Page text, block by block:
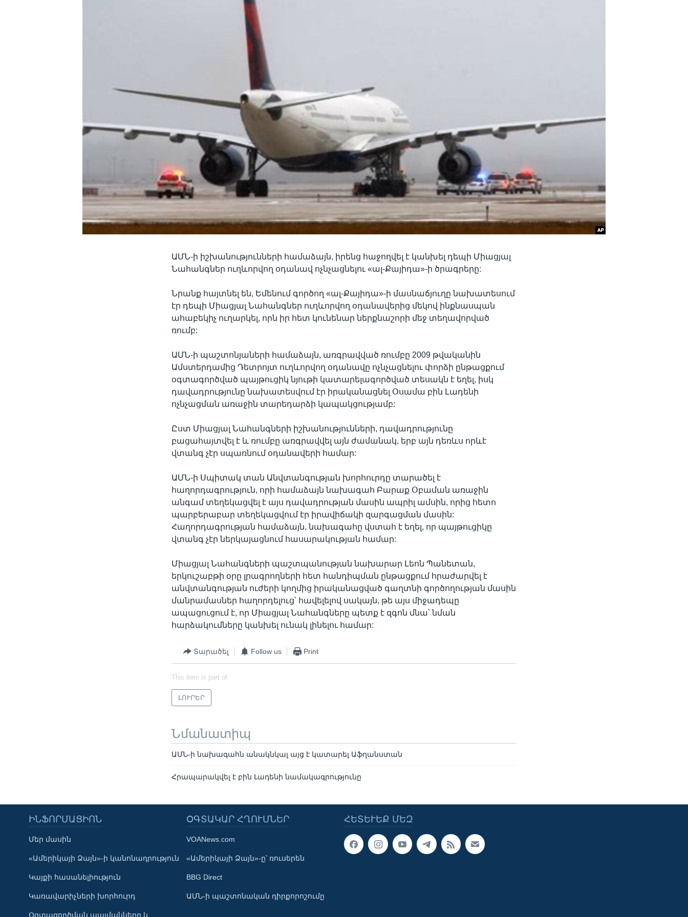
Learning English
ՀԵՏԵՒԵՔ ՄԵԶ
ԱՄՆ-ի իշխանությունների համաձայն, իրենց հաջողվել է կանխել դեպի Միացյալ
Նահանգներ ուղևորվող օդանավ ոչնչացնելու «ալ-Քայիդա»-ի ծրագրերը:
Նրանք հայտնել են, Եմենում գործող «ալ-Քայիդա»-ի մասնաճյուղը նախատեսում
էր դեպի Միացյալ Նահանգներ ուղևորվող օդանավերից մեկով ինքնասպան
ահաբեկիչ ուղարկել, որն իր հետ կունենար ներքնաշորի մեջ տեղավորված
ռումբ:
ԱՄՆ-ի պաշտոնյաների համաձայն, առգրավված ռումբը 2009 թվականին
Ամստերդամից Դետրոյտ ուղևորվող օդանավը ոչնչացնելու փորձի ընթացքում
օգտագործված պայթուցիկ նյութի կատարելագործված տեսակն է եղել, իսկ
դավադրությունը նախատեսվում էր իրականացնել Օսամա բին Լադենի
ոչնչացման առաջին տարեդարձի կապակցությամբ:
Ըստ Միացյալ Նահանգների իշխանությունների, դավադրությունը
բացահայտվել է և ռումբը առգրավվել այն ժամանակ, երբ այն դեռևս որևէ
վտանգ չէր սպառնում օդանավերի համար:
ԱՄՆ-ի Սպիտակ տան Անվտանգության խորհուրդը տարածել է
հաղորդագրություն, որի համաձայն նախագահ Բարաք Օբաման առաջին
անգամ տեղեկացվել է այս դավադրության մասին ապրիլ ամսին, որից հետո
պարբերաբար տեղեկացվում էր իրավիճակի զարգացման մասին:
Հաղորդագրության համաձայն, նախագահը վստահ է եղել, որ պայթուցիկը
վտանգ չէր ներկայացնում հասարակության համար:
Միացյալ Նահանգների պաշտպանության նախարար Լեոն Պանետան,
երկուշաբթի օրը լրագրողների հետ հանդիպման ընթացքում հրաժարվել է
անվտանգության ուժերի կողմից իրականացված գաղտնի գործողության մասին
մանրամասներ հաղորդելուց՝ հավելելով սակայն, թե այս միջադեպը
ապացուցում է, որ Միացյալ Նահանգները պետք է զգոն մնա՝ նման
հարձակումները կանխել ունակ լինելու համար:
Տարածել Follow us Print
This item is part of
ԼՈՒՐԵՐ
Նմանատիպ
ԱՄՆ-ի նախագահն անակնկալ այց է կատարել Աֆղանստան
Հրապարակվել է բին Լադենի նամակագրությունը
ՀԵՏԵՒԵՔ ՄԵԶ
ԻՆՖՈՐՄԱՑԻՈՆ
Մեր մասին
«Ամերիկայի Ձայն»-ի կանոնադրություն
Կայքի հասանելիություն
Կառավարիչների խորհուրդ
Օգտագործման պայմանները և
ՕԳՏԱԿԱՐ ՀՂՈՒՄՆԵՐ
VOANews.com
«Ամերիկայի Ձայն»-ը՝ ռուսերեն
BBG Direct
ԱՄՆ-ի պաշտոնական դիրքորոշումը